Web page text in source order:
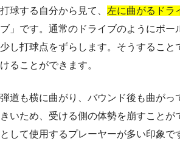
打球する自分から見て、 左に曲がるドラ
ブ」です。通常のドライブのようにボー
少し打球点をずらします。そうすること
けることができます。
弾道も横に曲がり、バウンド後も曲がっ
きいため、受ける側の体勢を崩すことが
として使用するプレーヤーが多い印象で